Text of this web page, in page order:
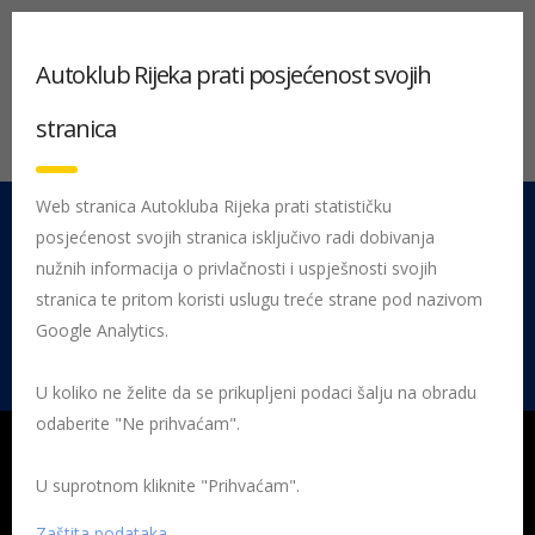
051 212 442 Centrala
Pon - Pet 08:00 - 16:00
Rujevica 9/1, 51000 Rijeka
Početna Posljednje objavljene novosti
Autoklub Rijeka prati posjećenost svojih
stranica
Web stranica Autokluba Rijeka prati statističku
posjećenost svojih stranica isključivo radi dobivanja
nužnih informacija o privlačnosti i uspješnosti svojih
stranica te pritom koristi uslugu treće strane pod nazivom
Google Analytics.
U koliko ne želite da se prikupljeni podaci šalju na obradu
odaberite "Ne prihvaćam".
U suprotnom kliknite "Prihvaćam".